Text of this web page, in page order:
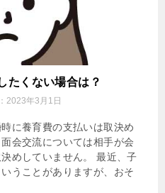
たくない場合は？
2023年3月1日
に養育費の支払いは取決め
会交流については相手が会
めしていません。 最近、子
うことがありますが、おそ